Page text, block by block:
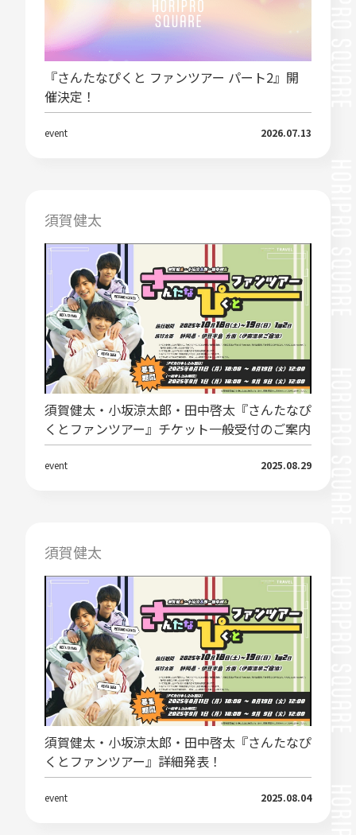
『さんたなぴくと ファンツアー パート2』開
催決定！
event 2026.07.13
須賀健太
須賀健太・小坂涼太郎・田中啓太『さんたなぴ
くとファンツアー』チケット一般受付のご案内
event 2025.08.29
須賀健太
須賀健太・小坂涼太郎・田中啓太『さんたなぴ
くとファンツアー』詳細発表！
event 2025.08.04